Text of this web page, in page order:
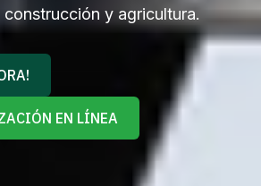
y agricultura.
EN LÍNEA